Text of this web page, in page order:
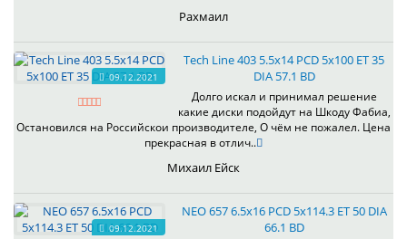
Рахмаил
09.12.2021
Tech Line 403 5.5x14 PCD 5x100 ET 35
DIA 57.1 BD
Долго искал и принимал решение
какие диски подойдут на Шкоду Фабиа,
Остановился на Российскои производителе, О чём не пожалел. Цена
прекрасная в отлич..
Михаил Ейск
09.12.2021
NEO 657 6.5x16 PCD 5x114.3 ET 50 DIA
66.1 BD